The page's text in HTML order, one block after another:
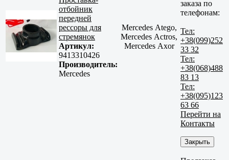
отбойник
передней
рессоры для
стремянок
Артикул:
9413310426
Производитель:
Mercedes
Mercedes Atego,
Mercedes Actros,
Mercedes Axor
заказа по
телефонам:
Тел:
+38(099)252
33 32
Тел:
+38(068)488
83 13
Тел:
+38(095)123
63 66
Перейти на
Контакты
Закрыть